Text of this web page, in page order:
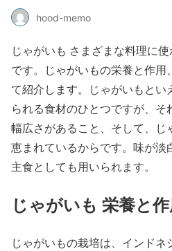
hood-memo
じゃがいも さまざまな料理に
です。じゃがいもの栄養と作用
て紹介します。じゃがいもとい
られる食材のひとつですが、そ
幅広さがあること、そして、じ
恵まれているからです。味が淡
主食としても用いられます。
じゃがいも 栄養と
じゃがいもの栽培は、インド